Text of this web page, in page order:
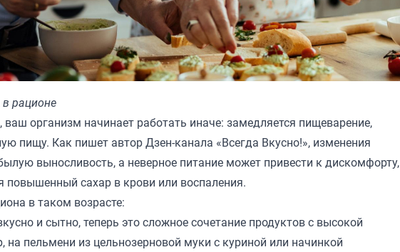
рационе
организм начинает работать иначе: замедляется пищеварение,
пищу. Как пишет автор Дзен-канала «Всегда Вкусно!», изменения
выносливость, а неверное питание может привести к дискомфорту,
сахар в крови или воспаления.
в таком возрасте:
и сытно, теперь это сложное сочетание продуктов с высокой
пельмени из цельнозерновой муки с куриной или начинкой